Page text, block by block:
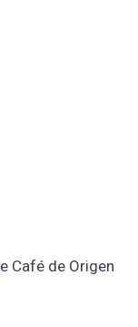
Café de Origen